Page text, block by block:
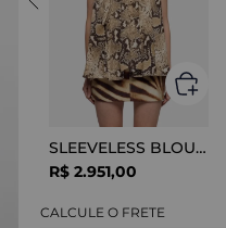
SLEEVELESS BLOUSE VISCOSE SNAKE
R$ 2.951,00